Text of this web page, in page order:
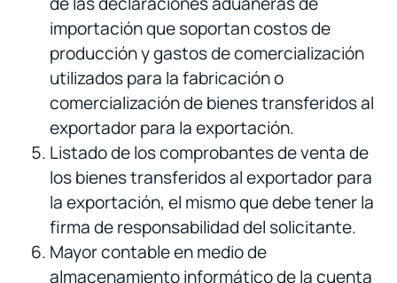
importación que soportan costos de
producción y gastos de comercialización
utilizados para la fabricación o
comercialización de bienes transferidos al
exportador para la exportación.
Listado de los comprobantes de venta de
los bienes transferidos al exportador para
la exportación, el mismo que debe tener la
firma de responsabilidad del solicitante.
Mayor contable en medio de
almacenamiento informático de la cuenta